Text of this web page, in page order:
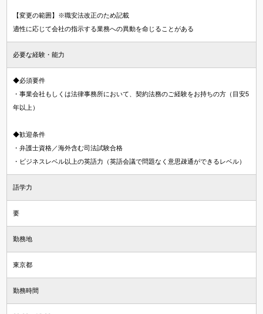
【変更の範囲】※職安法改正のため記載
適性に応じて会社の指示する業務への異動を命じることがある
必要な経験・能力
◆必須要件
・事業会社もしくは法律事務所において、契約法務のご経験をお持ちの方（目安5
年以上）
◆歓迎条件
・弁護士資格／海外含む司法試験合格
・ビジネスレベル以上の英語力（英語会議で問題なく意思疎通ができるレベル）
語学力
要
勤務地
東京都
勤務時間